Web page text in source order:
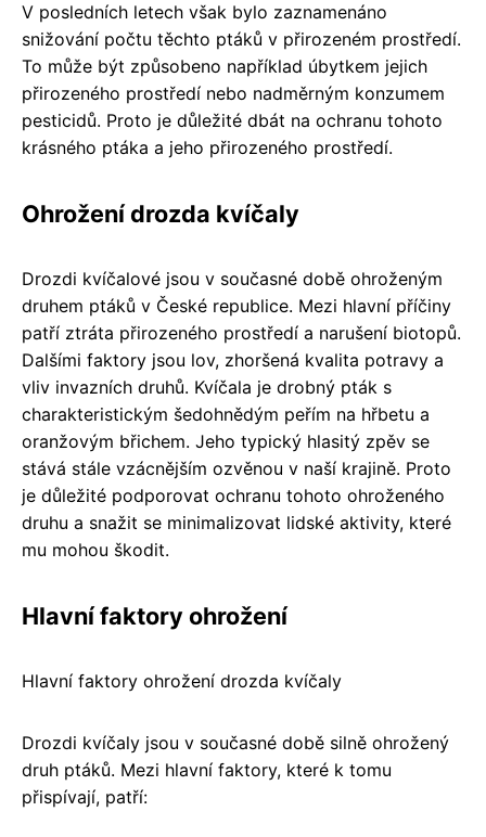
V posledních letech však bylo zaznamenáno
snižování počtu těchto ptáků v přirozeném prostředí.
To může být způsobeno například úbytkem jejich
přirozeného prostředí nebo nadměrným konzumem
pesticidů. Proto je důležité dbát na ochranu tohoto
krásného ptáka a jeho přirozeného prostředí.
Ohrožení drozda kvíčaly
Drozdi kvíčalové jsou v současné době ohroženým
druhem ptáků v České republice. Mezi hlavní příčiny
patří ztráta přirozeného prostředí a narušení biotopů.
Dalšími faktory jsou lov, zhoršená kvalita potravy a
vliv invazních druhů. Kvíčala je drobný pták s
charakteristickým šedohnědým peřím na hřbetu a
oranžovým břichem. Jeho typický hlasitý zpěv se
stává stále vzácnějším ozvěnou v naší krajině. Proto
je důležité podporovat ochranu tohoto ohroženého
druhu a snažit se minimalizovat lidské aktivity, které
mu mohou škodit.
Hlavní faktory ohrožení
Hlavní faktory ohrožení drozda kvíčaly
Drozdi kvíčaly jsou v současné době silně ohrožený
druh ptáků. Mezi hlavní faktory, které k tomu
přispívají, patří: